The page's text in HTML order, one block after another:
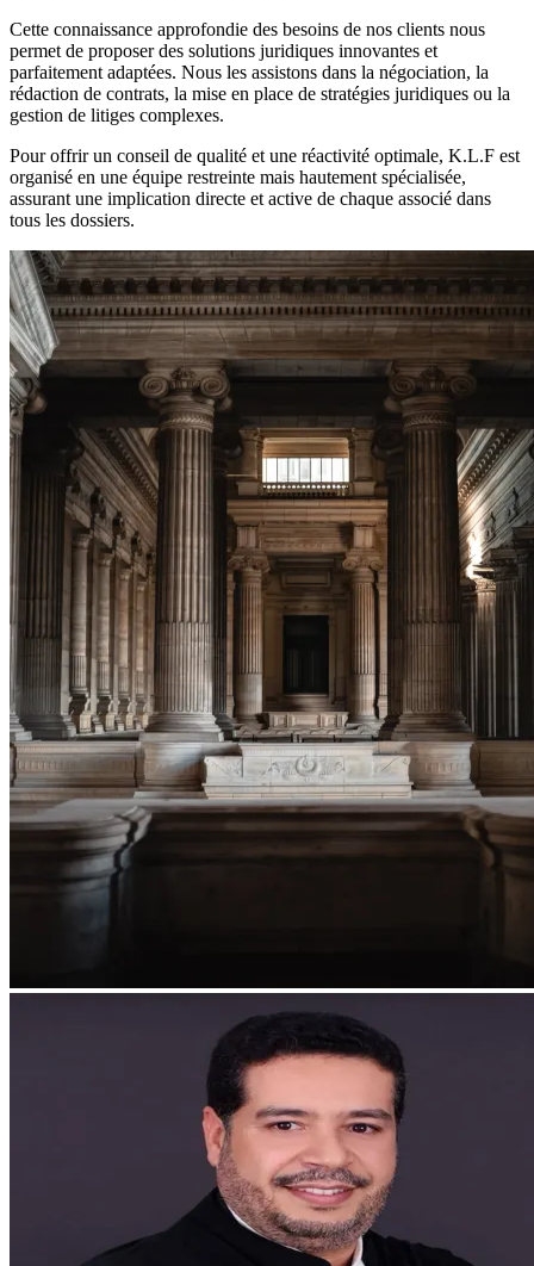
Cette connaissance approfondie des besoins de nos clients nous
permet de proposer des solutions juridiques innovantes et
parfaitement adaptées. Nous les assistons dans la négociation, la
rédaction de contrats, la mise en place de stratégies juridiques ou la
gestion de litiges complexes.
Pour offrir un conseil de qualité et une réactivité optimale, K.L.F est
organisé en une équipe restreinte mais hautement spécialisée,
assurant une implication directe et active de chaque associé dans
tous les dossiers.